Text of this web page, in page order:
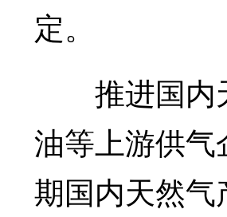
定。
推进国内
油等上游供
期国内天然